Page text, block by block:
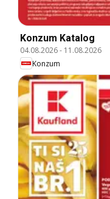
Konzum Katalog
04.08.2026- 11.08.2026
Konzum